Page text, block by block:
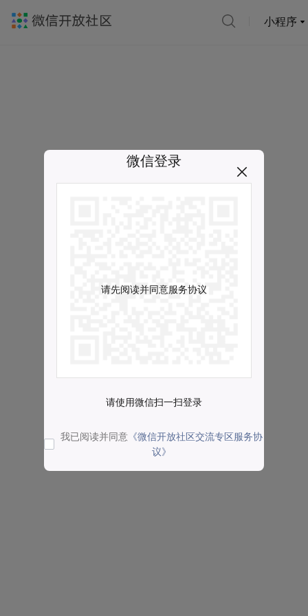
小程序
微信登录
请先阅读并同意服务协议
请使用微信扫一扫登录
我已阅读并同意 《微信开放社区交流专区服务协
议》